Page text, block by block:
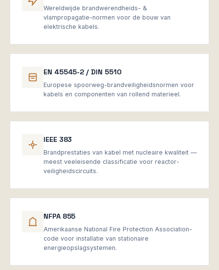
Wereldwijde brandwerendheids- &
vlampropagatie-normen voor de bouw van
elektrische kabels.
EN 45545-2 / DIN 5510
Europese spoorweg-brandveiligheidsnormen voor
kabels en componenten van rollend materieel.
IEEE 383
Brandprestaties van kabel met nucleaire kwaliteit —
meest veeleisende classificatie voor reactor-
veiligheidscircuits.
NFPA 855
Amerikaanse National Fire Protection Association-
code voor installatie van stationaire
energieopslagsystemen.